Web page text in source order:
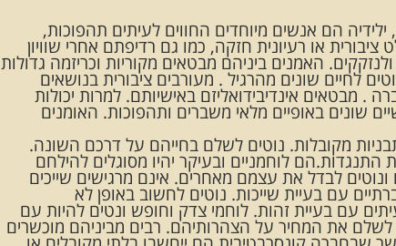
הם אנשים מיוחדים החווים לעיתים תהפוכות,
או רעיונית חזקה, כמו גם רדיפתם אחרי שוויון
האמנים ביניהם מבטאים מקוריות וכריזמה גדולות
לחיים שונים מהרגיל . מעורבים ציבורית בנושאים
. מבטאים אינדיבידואליזם באישיותם. למרות יכולות
שונים באופיים מלאי משברים ותהפוכות. האומנים
מקובלות. נוטים לשלם בחייהם על דרכם השונה.
התנגדות.הם לוחמניים ובעיקר יהיו מסוגלים להילחם
לבדל את עצמם מאחרים. אינם מרגישים שייכים
עם בעיית שייכות. נוטים לחשוב באופן לא
עם בעיית זהות. לוחמי צדק וחופש ונטים להיות עם
לשלם את המחיר על הצהרותיהם. רבים מביניהם מוכשרים